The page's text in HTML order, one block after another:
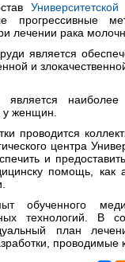
прогрессивные
лечении рака
является
и
наиболее
у женщин.
проводится
центра
и
помощь, как
обученного
технологий. В
план
проводимые